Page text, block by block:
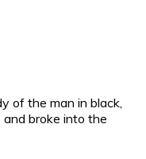
of the man in black,
broke into the